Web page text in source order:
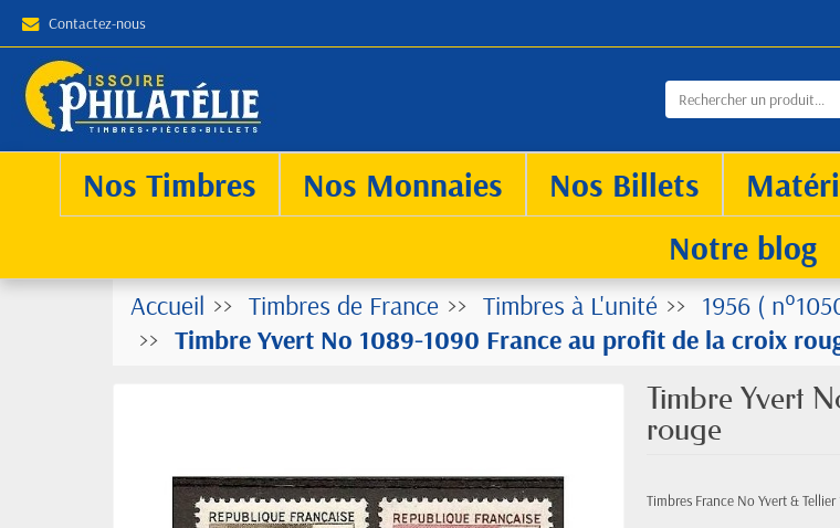
Contactez-nous
Nos Timbres Nos Monnaies Nos Billets
Notre blog
Accueil Timbres de France Timbres à L'unité
1956 (
Timbre Yvert No 1089-1090 France au profit de la croix
Timbre Yvert
rouge
Timbres France No Yvert &